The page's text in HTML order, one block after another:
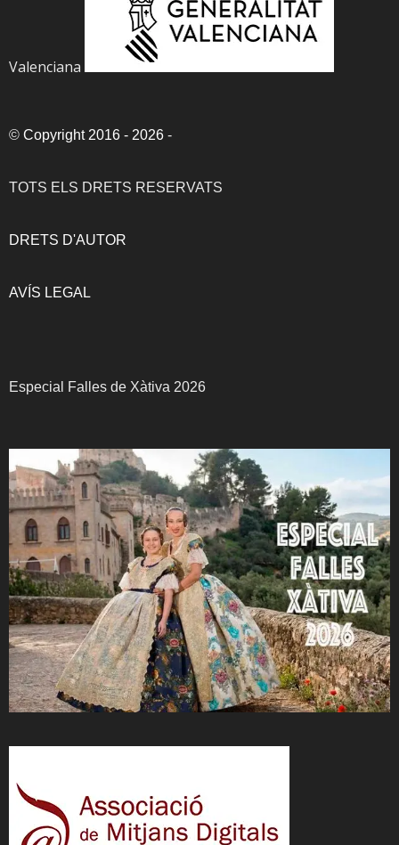
Valenciana
© Copyright 2016 - 2026 -
TOTS ELS DRETS RESERVATS
DRETS D'AUTOR
AVÍS LEGAL
Especial Falles de Xàtiva 2026